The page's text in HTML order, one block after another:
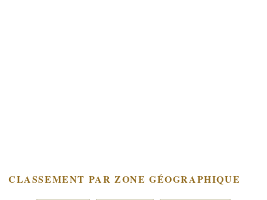
CLASSEMENT PAR ZONE GÉOGRAPHIQUE